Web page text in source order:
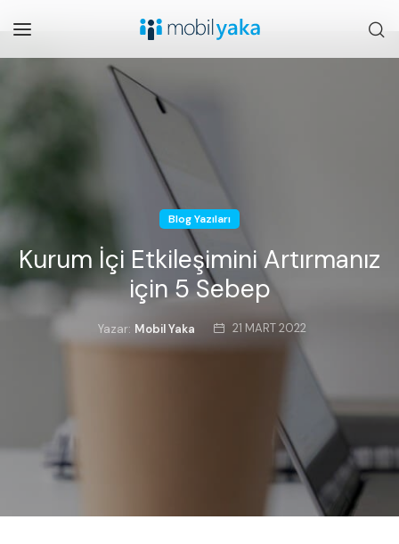
Blog Yazıları
Kurum İçi Etkileşimini Artırmanız
için 5 Sebep
Yazar: Mobil Yaka 21 MART 2022